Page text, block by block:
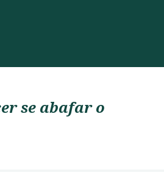
se abafar o